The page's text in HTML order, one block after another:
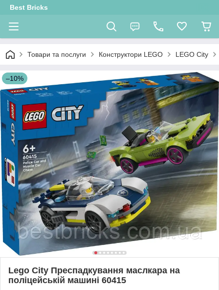
Best Bricks
Товари та послуги Конструктори LEGO LEGO City
–10%
Lego City Преспадкування маслкара на
поліцейській машині 60415